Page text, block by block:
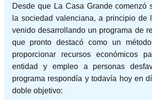
Desde que La Casa Grande comenzó
la sociedad valenciana, a principio de
venido desarrollando un programa de
que pronto destacó como un
proporcionar recursos económicos
entidad y empleo a personas
programa respondía y todavía hoy en
doble objetivo: